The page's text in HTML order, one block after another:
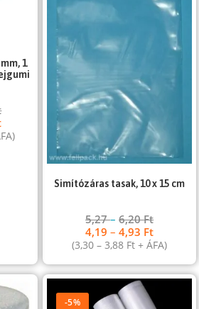
1
Simítózáras tasak, 10 x 15 cm
5,27–6,20Ft
4,19–4,93 Ft
(3,30–3,88 Ft + ÁFA)
-5%